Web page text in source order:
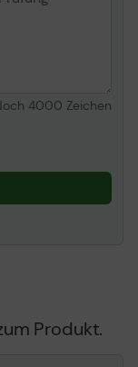
4000 Zeichen
Produkt.